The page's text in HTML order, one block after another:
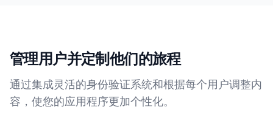
管理用户并定制他们的旅程
通过集成灵活的身份验证系统和根据每个用户调整内
容，使您的应用程序更加个性化。